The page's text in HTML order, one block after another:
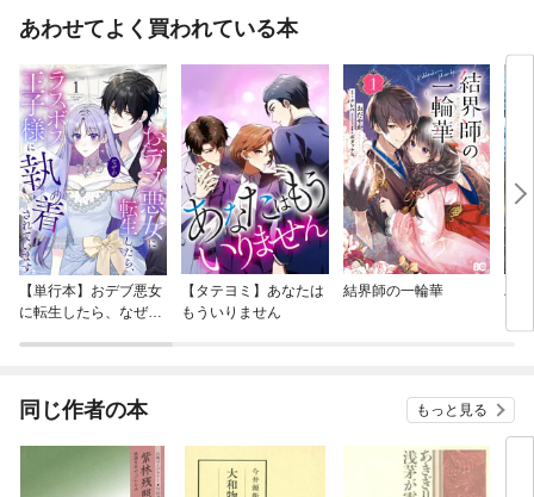
あわせてよく買われている本
【単行本】おデブ悪女
に転生したら、なぜか
【タテヨミ】あなたは
もういりません
結界師の一輪華
バ
今
同じ作者の本 もっと見る